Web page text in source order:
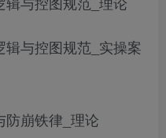
与控图规范_实操案
防崩铁律_理论